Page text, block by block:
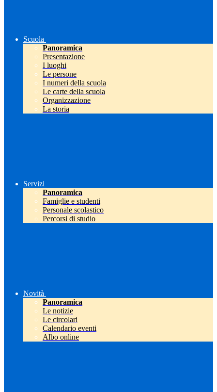
Scuola
Panoramica
Presentazione
I luoghi
Le persone
I numeri della scuola
Le carte della scuola
Organizzazione
La storia
Servizi
Panoramica
Famiglie e studenti
Personale scolastico
Percorsi di studio
Novità
Panoramica
Le notizie
Le circolari
Calendario eventi
Albo online